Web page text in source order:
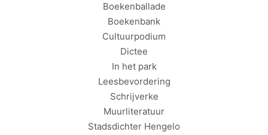
Boekenballade
Boekenbank
Cultuurpodium
Dictee
In het park
Leesbevordering
Schrijverke
Muurliteratuur
Stadsdichter Hengelo